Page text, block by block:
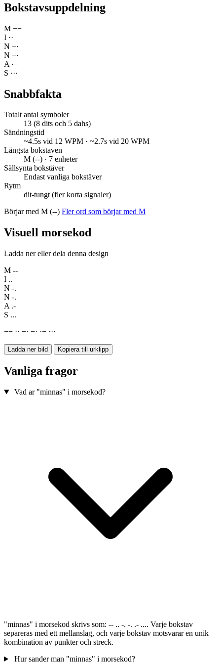
Bokstavsuppdelning
M −−
I ··
N −·
N −·
A ·−
S ···
Snabbfakta
Totalt antal symboler
13 (8 dits och 5 dahs)
Sändningstid
~4.5s vid 12 WPM · ~2.7s vid 20 WPM
Längsta bokstaven
M (--) · 7 enheter
Sällsynta bokstäver
Endast vanliga bokstäver
Rytm
dit-tungt (fler korta signaler)
Börjar med M (--) Fler ord som börjar med M
Visuell morsekod
Ladda ner eller dela denna design
M --
I ..
N -.
N -.
A .-
S ...
−− ·· −· −· ·− ···
Ladda ner bild Kopiera till urklipp
Vanliga fragor
Vad ar "minnas" i morsekod?
"minnas" i morsekod skrivs som: -- .. -. -. .- .... Varje bokstav
separeras med ett mellanslag, och varje bokstav motsvarar en unik
kombination av punkter och streck.
Hur sander man "minnas" i morsekod?